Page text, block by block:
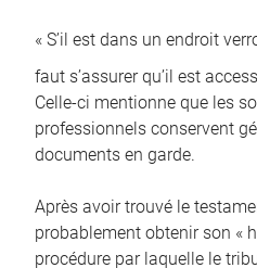
« S’il est dans un endroit
faut s’assurer qu’il est
Celle-ci mentionne que les
professionnels conservent
documents en garde.
Après avoir trouvé le
probablement obtenir son «
procédure par laquelle le